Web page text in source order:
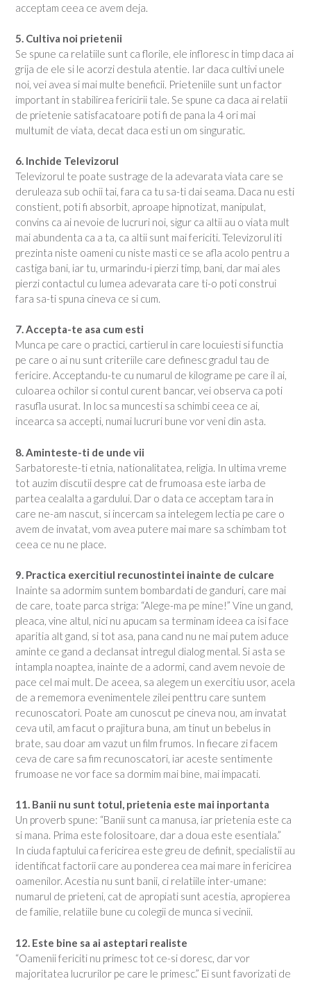
acceptam ceea ce avem deja.
5. Cultiva noi prietenii
Se spune ca relatiile sunt ca florile, ele infloresc in timp daca ai
grija de ele si le acorzi destula atentie. Iar daca cultivi unele
noi, vei avea si mai multe beneficii. Prieteniile sunt un factor
important in stabilirea fericirii tale. Se spune ca daca ai relatii
de prietenie satisfacatoare poti fi de pana la 4 ori mai
multumit de viata, decat daca esti un om singuratic.
6. Inchide Televizorul
Televizorul te poate sustrage de la adevarata viata care se
deruleaza sub ochii tai, fara ca tu sa-ti dai seama. Daca nu esti
constient, poti fi absorbit, aproape hipnotizat, manipulat,
convins ca ai nevoie de lucruri noi, sigur ca altii au o viata mult
mai abundenta ca a ta, ca altii sunt mai fericiti. Televizorul iti
prezinta niste oameni cu niste masti ce se afla acolo pentru a
castiga bani, iar tu, urmarindu-i pierzi timp, bani, dar mai ales
pierzi contactul cu lumea adevarata care ti-o poti construi
fara sa-ti spuna cineva ce si cum.
7. Accepta-te asa cum esti
Munca pe care o practici, cartierul in care locuiesti si functia
pe care o ai nu sunt criteriile care definesc gradul tau de
fericire. Acceptandu-te cu numarul de kilograme pe care il ai,
culoarea ochilor si contul curent bancar, vei observa ca poti
rasufla usurat. In loc sa muncesti sa schimbi ceea ce ai,
incearca sa accepti, numai lucruri bune vor veni din asta.
8. Aminteste-ti de unde vii
Sarbatoreste-ti etnia, nationalitatea, religia. In ultima vreme
tot auzim discutii despre cat de frumoasa este iarba de
partea cealalta a gardului. Dar o data ce acceptam tara in
care ne-am nascut, si incercam sa intelegem lectia pe care o
avem de invatat, vom avea putere mai mare sa schimbam tot
ceea ce nu ne place.
9. Practica exercitiul recunostintei inainte de culcare
Inainte sa adormim suntem bombardati de ganduri, care mai
de care, toate parca striga: “Alege-ma pe mine!” Vine un gand,
pleaca, vine altul, nici nu apucam sa terminam ideea ca isi face
aparitia alt gand, si tot asa, pana cand nu ne mai putem aduce
aminte ce gand a declansat intregul dialog mental. Si asta se
intampla noaptea, inainte de a adormi, cand avem nevoie de
pace cel mai mult. De aceea, sa alegem un exercitiu usor, acela
de a rememora evenimentele zilei penttru care suntem
recunoscatori. Poate am cunoscut pe cineva nou, am invatat
ceva util, am facut o prajitura buna, am tinut un bebelus in
brate, sau doar am vazut un film frumos. In fiecare zi facem
ceva de care sa fim recunoscatori, iar aceste sentimente
frumoase ne vor face sa dormim mai bine, mai impacati.
11. Banii nu sunt totul, prietenia este mai inportanta
Un proverb spune: “Banii sunt ca manusa, iar prietenia este ca
si mana. Prima este folositoare, dar a doua este esentiala.”
In ciuda faptului ca fericirea este greu de definit, specialistii au
identificat factorii care au ponderea cea mai mare in fericirea
oamenilor. Acestia nu sunt banii, ci relatiile inter-umane:
numarul de prieteni, cat de apropiati sunt acestia, apropierea
de familie, relatiile bune cu colegii de munca si vecinii.
12. Este bine sa ai asteptari realiste
“Oamenii fericiti nu primesc tot ce-si doresc, dar vor
majoritatea lucrurilor pe care le primesc.” Ei sunt favorizati de